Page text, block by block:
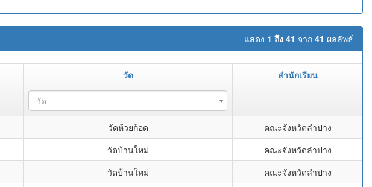
แสดง 1 ถึง 41 จาก 41 ผลลัพธ์
วัด สำนักเรียน
วัด
วัดห้วยก้อด
คณะจังหวัดลำปาง
วัดบ้านใหม่
คณะจังหวัดลำปาง
วัดบ้านใหม่
คณะจังหวัดลำปาง